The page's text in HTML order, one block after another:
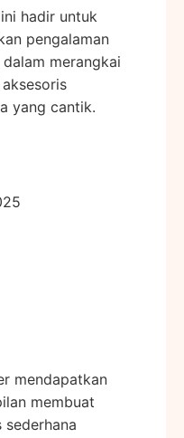
hadir untuk
pengalaman
merangkai
yang cantik.
mendapatkan
membuat
sederhana